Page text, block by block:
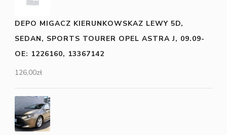
DEPO MIGACZ KIERUNKOWSKAZ LEWY 5D,
SEDAN, SPORTS TOURER OPEL ASTRA J, 09.09-
OE: 1226160, 13367142
126,00zł